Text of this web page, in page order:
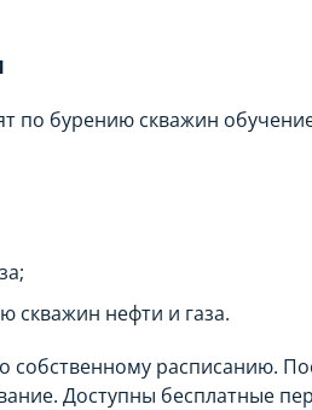
по бурению скважин
скважин нефти и газа.
собственному расписанию.
Доступны бесплатные